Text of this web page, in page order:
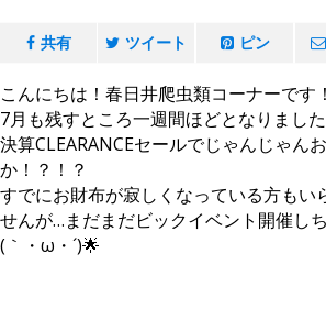
共有 ツイート ピン
こんにちは！春日井爬虫類コーナーです！
7月も残すところ一週間ほどとなりました
決算CLEARANCEセールでじゃんじゃん
か！？！？
すでにお財布が寂しくなっている方もい
せんが…まだまだビックイベント開催し
(｀・ω・´)🌟